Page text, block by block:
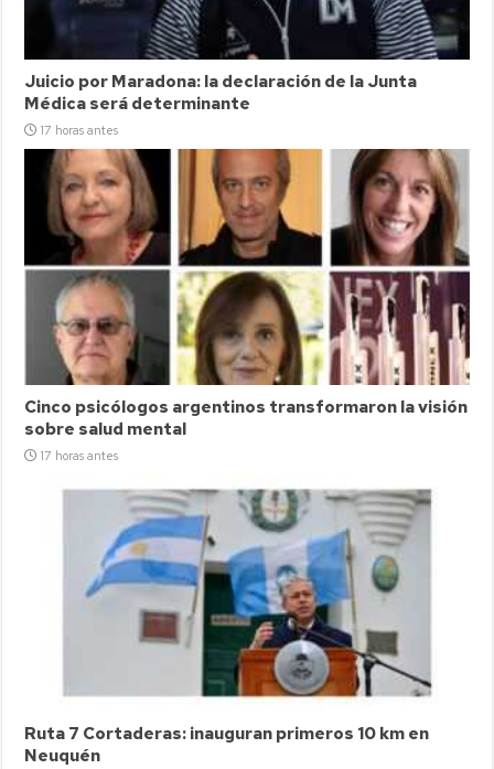
Juicio por Maradona: la declaración de la Junta
Médica será determinante
17 horas antes
Cinco psicólogos argentinos transformaron la visión
sobre salud mental
17 horas antes
Ruta 7 Cortaderas: inauguran primeros 10 km en
Neuquén